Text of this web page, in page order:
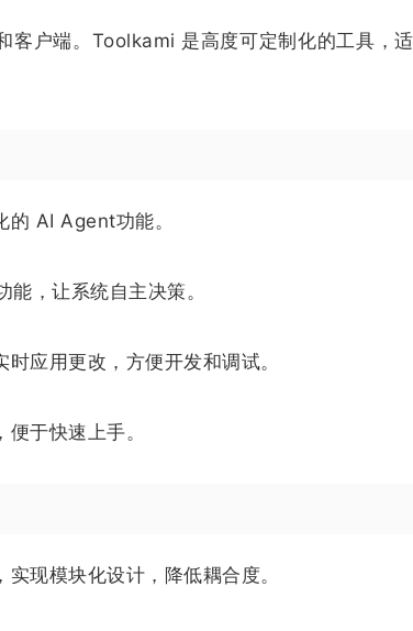
客户端。Toolkami 是高度可定制化的工具，
的 AI Agent功能。
，让系统自主决策。
应用更改，方便开发和调试。
于快速上手。
现模块化设计，降低耦合度。